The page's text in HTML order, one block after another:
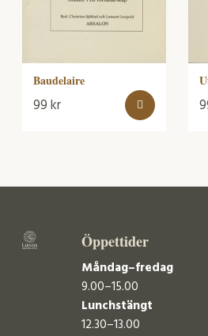
Baudelaire
99kr
Öppettider
Måndag–fredag
9.00–15.00
Lunchstängt
12.30–13.00